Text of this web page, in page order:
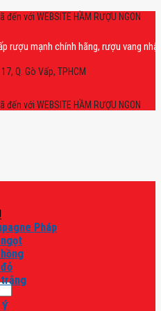
với WEBSITE HẦM RƯỢU NGON
mạnh chính hãng, rượu vang nhập
Q. Gò Vấp, TPHCM
với WEBSITE HẦM RƯỢU NGON
Pháp